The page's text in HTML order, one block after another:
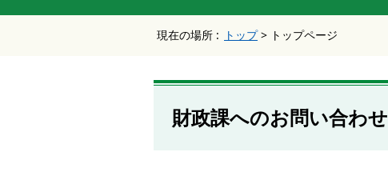
ナ
ビ
シ
現在の場所 : トップ> トップページ
財政課へのお問い合わせ